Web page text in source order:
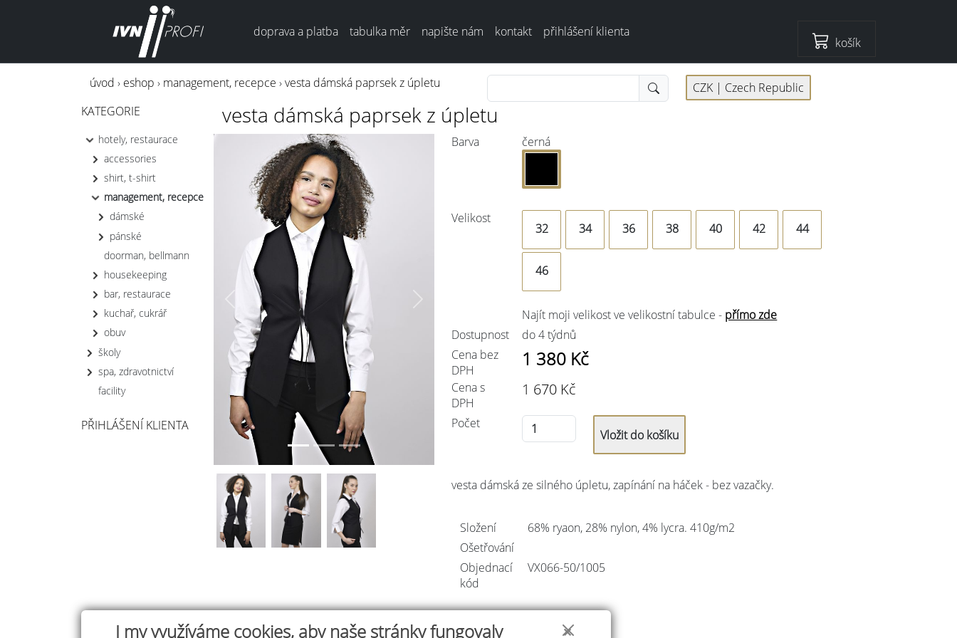
✕
I my využíváme cookies, aby naše stránky fungovaly
doprava a platba tabulka měr napište nám kontakt přihlášení klienta
košík
úvod › eshop › management, recepce ›vesta dámská paprsek z úpletu CZK | Czech Republic
KATEGORIE
hotely, restaurace
accessories
shirt, t-shirt
management, recepce
dámské
pánské
doorman, bellmann
housekeeping
bar, restaurace
kuchař, cukrář
obuv
školy
spa, zdravotnictví
facility
PŘIHLÁŠENÍ KLIENTA
vesta dámská paprsek z úpletu
Previous Next
Barva černá
Velikost
32 34 36 38 40 42 44
46
Najít moji velikost ve velikostní tabulce - přímo zde
Dostupnost
do 4 týdnů
Cena bez
DPH
1 380 Kč
Cena s
DPH
1 670 Kč
Počet
vesta dámská ze silného úpletu, zapínání na háček - bez vazačky.
Složení
68% ryaon, 28% nylon, 4% lycra. 410g/m2
Ošetřování
Objednací
kód
VX066-50/1005